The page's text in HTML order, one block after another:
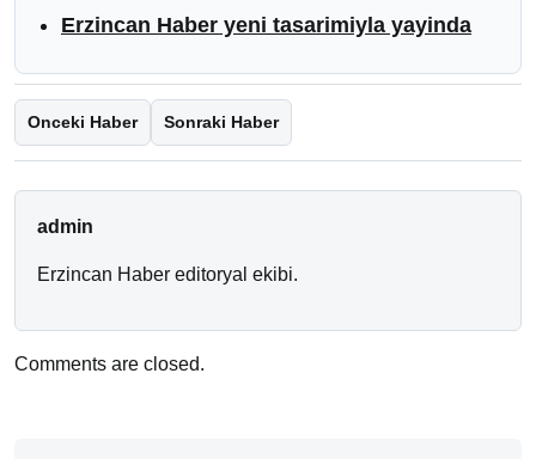
Erzincan Haber yeni tasarimiyla yayinda
Onceki Haber Sonraki Haber
admin
Erzincan Haber editoryal ekibi.
Comments are closed.